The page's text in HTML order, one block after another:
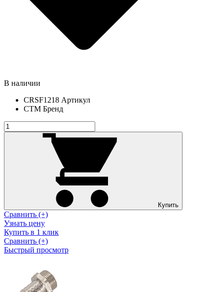
В наличии
CRSF1218 Артикул
СТМ Бренд
Купить
Сравнить (+)
Узнать цену
Купить в 1 клик
Сравнить (+)
Быстрый просмотр